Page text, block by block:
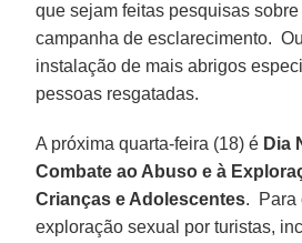
que sejam feitas pesquisas
campanha de esclarecimento.
instalação de mais abrigos
pessoas resgatadas.
A próxima quarta-feira (18) é Dia
Combate ao Abuso e à
Crianças e Adolescentes. Para
exploração sexual por turistas,